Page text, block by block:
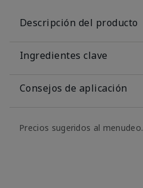
Descripción del producto
Ingredientes clave
Consejos de aplicación
Precios sugeridos al menudeo.